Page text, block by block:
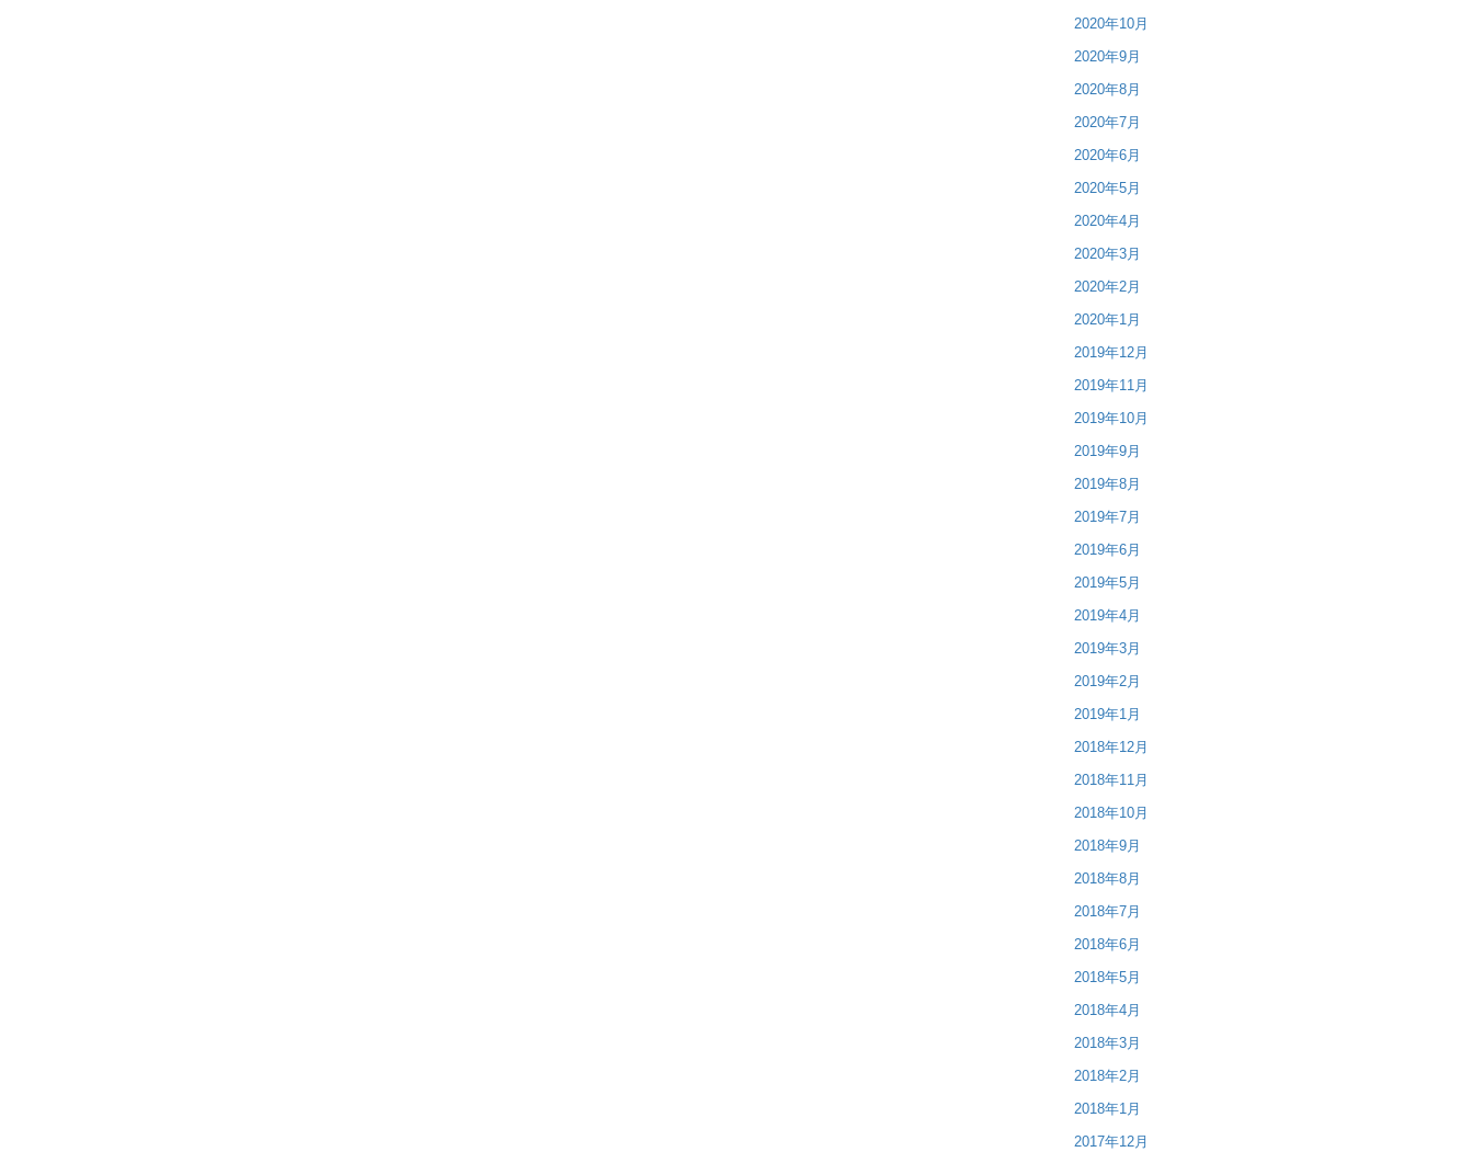
2020年10月
2020年9月
2020年8月
2020年7月
2020年6月
2020年5月
2020年4月
2020年3月
2020年2月
2020年1月
2019年12月
2019年11月
2019年10月
2019年9月
2019年8月
2019年7月
2019年6月
2019年5月
2019年4月
2019年3月
2019年2月
2019年1月
2018年12月
2018年11月
2018年10月
2018年9月
2018年8月
2018年7月
2018年6月
2018年5月
2018年4月
2018年3月
2018年2月
2018年1月
2017年12月